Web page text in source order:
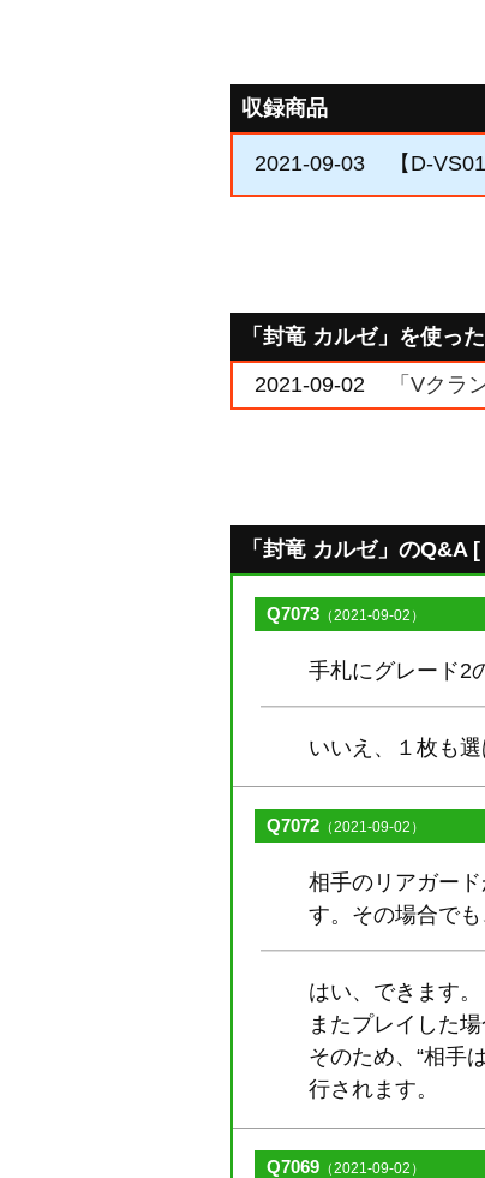
収録商品
2021-09-03 【D-
「封竜 カルゼ」を使っ
2021-09-02
「Vクラ
「封竜 カルゼ」のQ&A
Q7073 （2021-09-02）
手札にグレード2
いいえ、１枚も
Q7072 （2021-09-02）
相手のリアガー
す。その場合で
はい、できます。
またプレイした
そのため、“相手
行されます。
Q7069 （2021-09-02）